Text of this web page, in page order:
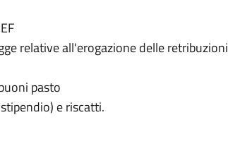
relative all'erogazione delle retribuzioni
pasto
e riscatti.